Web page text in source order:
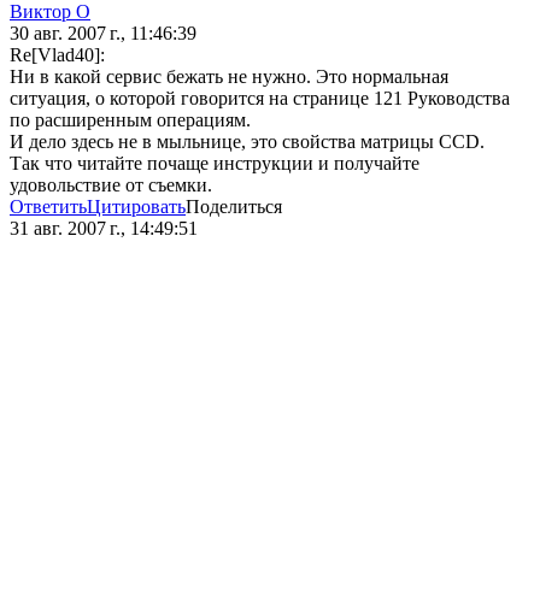
Виктор О
30 авг. 2007 г., 11:46:39
Re[Vlad40]:
Ни в какой сервис бежать не нужно. Это нормальная
ситуация, о которой говорится на странице 121 Руководства
по расширенным операциям.
И дело здесь не в мыльнице, это свойства матрицы CCD.
Так что читайте почаще инструкции и получайте
удовольствие от съемки.
ОтветитьЦитироватьПоделиться
31 авг. 2007 г., 14:49:51